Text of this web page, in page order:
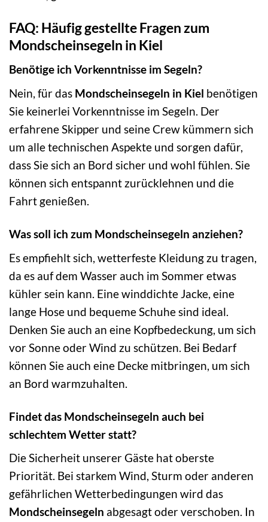
FAQ: Häufig gestellte Fragen zum
Mondscheinsegeln in Kiel
Benötige ich Vorkenntnisse im Segeln?
Nein, für das Mondscheinsegeln in Kiel benötigen
Sie keinerlei Vorkenntnisse im Segeln. Der
erfahrene Skipper und seine Crew kümmern sich
um alle technischen Aspekte und sorgen dafür,
dass Sie sich an Bord sicher und wohl fühlen. Sie
können sich entspannt zurücklehnen und die
Fahrt genießen.
Was soll ich zum Mondscheinsegeln anziehen?
Es empfiehlt sich, wetterfeste Kleidung zu tragen,
da es auf dem Wasser auch im Sommer etwas
kühler sein kann. Eine winddichte Jacke, eine
lange Hose und bequeme Schuhe sind ideal.
Denken Sie auch an eine Kopfbedeckung, um sich
vor Sonne oder Wind zu schützen. Bei Bedarf
können Sie auch eine Decke mitbringen, um sich
an Bord warmzuhalten.
Findet das Mondscheinsegeln auch bei
schlechtem Wetter statt?
Die Sicherheit unserer Gäste hat oberste
Priorität. Bei starkem Wind, Sturm oder anderen
gefährlichen Wetterbedingungen wird das
Mondscheinsegeln abgesagt oder verschoben. In